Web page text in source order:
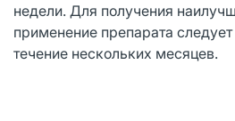
недели. Для получения
применение препарата
течение нескольких месяцев.